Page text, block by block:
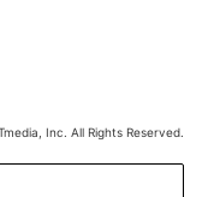
Inc. All Rights Reserved.